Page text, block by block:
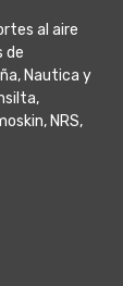
al aire
de
Nautica y
NRS,